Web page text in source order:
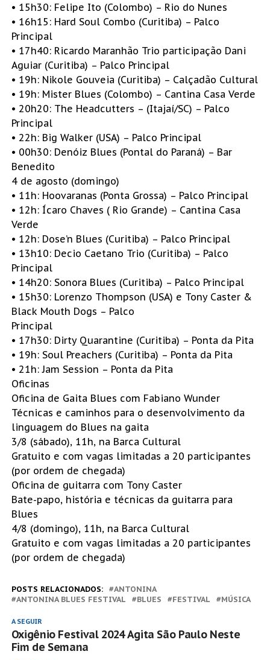
• 15h30: Felipe Ito (Colombo) – Rio do Nunes
• 16h15: Hard Soul Combo (Curitiba) – Palco
Principal
• 17h40: Ricardo Maranhão Trio participação Dani
Aguiar (Curitiba) – Palco Principal
• 19h: Nikole Gouveia (Curitiba) – Calçadão Cultural
• 19h: Mister Blues (Colombo) – Cantina Casa Verde
• 20h20: The Headcutters – (Itajaí/SC) – Palco
Principal
• 22h: Big Walker (USA) – Palco Principal
• 00h30: Denóiz Blues (Pontal do Paraná) – Bar
Benedito
4 de agosto (domingo)
• 11h: Hoovaranas (Ponta Grossa) – Palco Principal
• 12h: Ícaro Chaves ( Rio Grande) – Cantina Casa
Verde
• 12h: Dose’n Blues (Curitiba) – Palco Principal
• 13h10: Decio Caetano Trio (Curitiba) – Palco
Principal
• 14h20: Sonora Blues (Curitiba) – Palco Principal
• 15h30: Lorenzo Thompson (USA) e Tony Caster &
Black Mouth Dogs – Palco
Principal
• 17h30: Dirty Quarantine (Curitiba) – Ponta da Pita
• 19h: Soul Preachers (Curitiba) – Ponta da Pita
• 21h: Jam Session – Ponta da Pita
Oficinas
Oficina de Gaita Blues com Fabiano Wunder
Técnicas e caminhos para o desenvolvimento da
linguagem do Blues na gaita
3/8 (sábado), 11h, na Barca Cultural
Gratuito e com vagas limitadas a 20 participantes
(por ordem de chegada)
Oficina de guitarra com Tony Caster
Bate-papo, história e técnicas da guitarra para
Blues
4/8 (domingo), 11h, na Barca Cultural
Gratuito e com vagas limitadas a 20 participantes
(por ordem de chegada)
POSTS RELACIONADOS:
ANTONINA
ANTONINA BLUES FESTIVAL
BLUES FESTIVAL MÚSICA
A SEGUIR
Oxigênio Festival 2024 Agita São Paulo Neste
Fim de Semana